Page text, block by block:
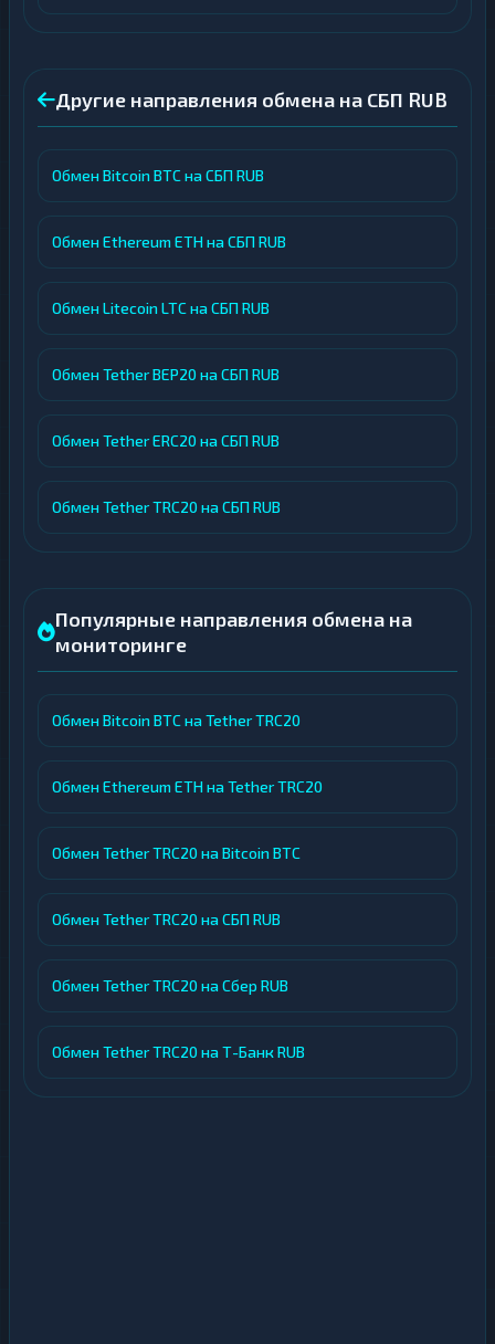
Другие направления обмена на СБП RUB
Обмен Bitcoin BTC на СБП RUB
Обмен Ethereum ETH на СБП RUB
Обмен Litecoin LTC на СБП RUB
Обмен Tether BEP20 на СБП RUB
Обмен Tether ERC20 на СБП RUB
Обмен Tether TRC20 на СБП RUB
Популярные направления обмена на
мониторинге
Обмен Bitcoin BTC на Tether TRC20
Обмен Ethereum ETH на Tether TRC20
Обмен Tether TRC20 на Bitcoin BTC
Обмен Tether TRC20 на СБП RUB
Обмен Tether TRC20 на Сбер RUB
Обмен Tether TRC20 на Т-Банк RUB